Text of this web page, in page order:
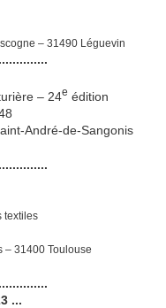
– 31490 Léguevin
– 24e édition
André-de-Sangonis
textiles
– 31400 Toulouse
...